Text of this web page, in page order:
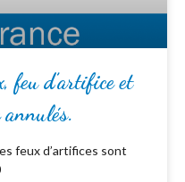
feu d’artifice et
feux d’artifices sont